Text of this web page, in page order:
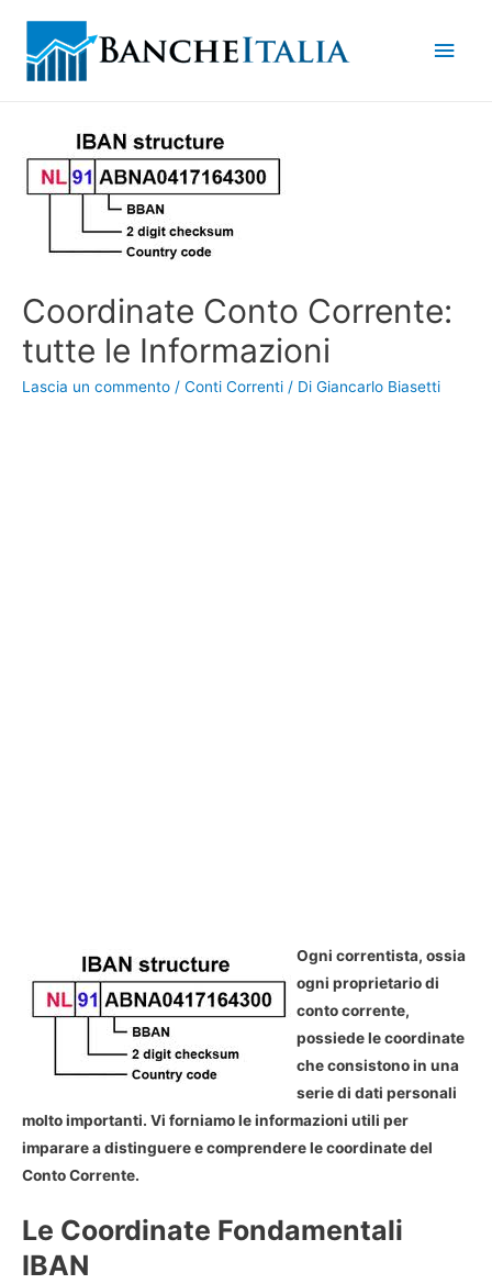
Coordinate Conto Corrente:
tutte le Informazioni
Lascia un commento / Conti Correnti / Di Giancarlo Biasetti
Ogni correntista, ossia
ogni proprietario di
conto corrente,
possiede le coordinate
che consistono in una
serie di dati personali
molto importanti. Vi forniamo le informazioni utili per
imparare a distinguere e comprendere le coordinate del
Conto Corrente.
Le Coordinate Fondamentali
IBAN